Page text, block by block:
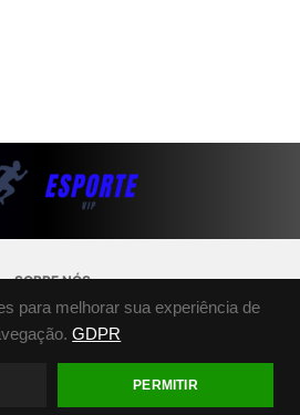
para melhorar sua experiência de
GDPR
PERMITIR
SOBRE NÓS
DE PRIVACIDADE
E CONDIÇÕES
FALE CONOSCO